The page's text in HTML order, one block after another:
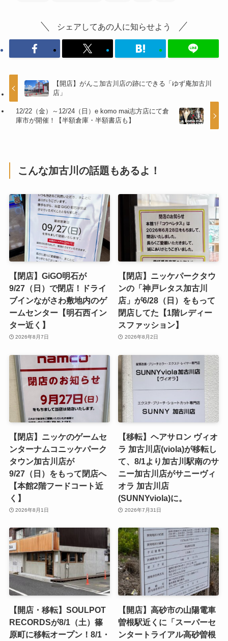
シェアしてあの人に知らせよう
【開店】がんこ加古川店の跡にできる「ゆず庵加古川
店」
12/22（金）～12/24（日）⁡e komo mai志方店にて倉
庫市が開催！【半額倉庫・半額書店も】
こんな加古川の話題もあるよ！
【閉店】GiGO明石が
9/27（日）で閉店！ドライ
ブインながさわ敷地内のゲ
ームセンター【明石西イン
ター近く】
2026年8月7日
【閉店】ニッケパークタウ
ンの「神戸レタス加古川
店」が6/28（日）をもって
閉店してた【1階レディー
スファッション】
2026年8月2日
【閉店】ニッケのゲームセ
ンターナムコニッケパーク
タウン加古川店が
9/27（日）をもって閉店へ
【本館2階フードコート近
く】
2026年8月1日
【移転】ヘアサロン ヴィオ
ラ 加古川店(viola)が移転し
て、8/1より加古川駅南のサ
ニー加古川店がサニーヴィ
オラ 加古川店
(SUNNYviola)に。
2026年7月31日
【開店・移転】SOULPOT
RECORDSが8/1（土）篠
原町に移転オープン！8/1・
【開店】高砂市の山陽電車
曽根駅近くに「スーパーセ
ンタートライアル高砂曽根